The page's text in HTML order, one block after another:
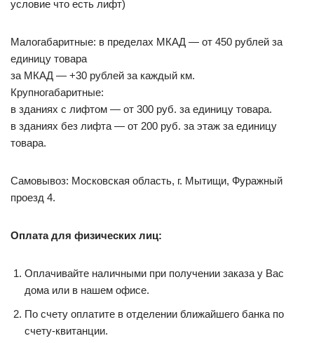
условие что есть лифт)
Малогабаритные: в пределах МКАД — от 450 рублей за
единицу товара
за МКАД — +30 рублей за каждый км.
Крупногабаритные:
в зданиях с лифтом — от 300 руб. за единицу товара.
в зданиях без лифта — от 200 руб. за этаж за единицу
товара.
Самовывоз: Московская область, г. Мытищи, Фуражный
проезд 4.
Оплата для физических лиц:
Оплачивайте наличными при получении заказа у Вас
дома или в нашем офисе.
По счету оплатите в отделении ближайшего банка по
счету-квитанции.